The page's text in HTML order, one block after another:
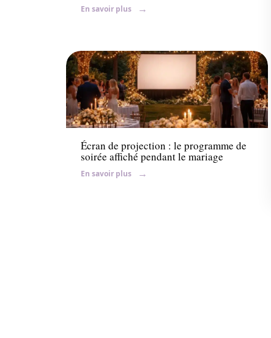
En savoir plus
Organisation
Écran de projection : le programme de
soirée affiché pendant le mariage
En savoir plus